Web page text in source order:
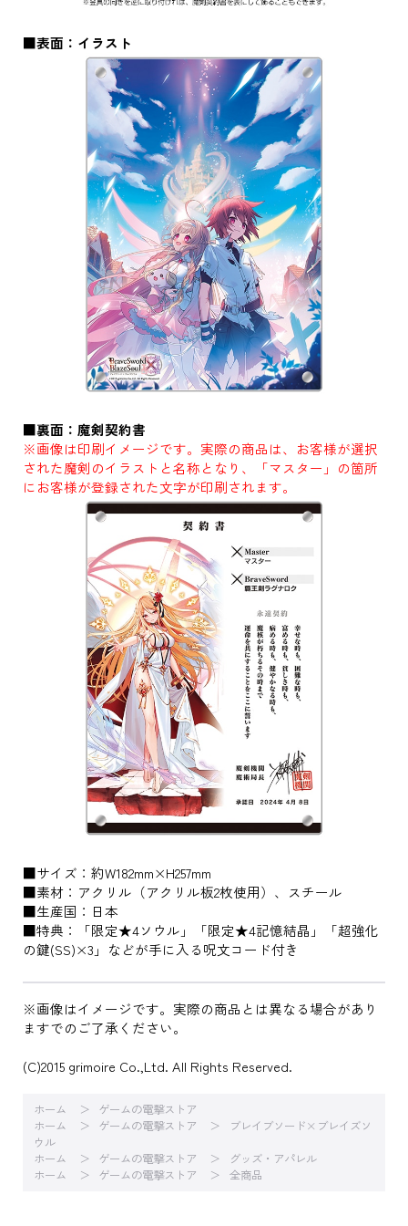
■表面：イラスト
■裏面：魔剣契約書
※画像は印刷イメージです。実際の商品は、お客様が選択
された魔剣のイラストと名称となり、「マスター」の箇所
にお客様が登録された文字が印刷されます。
■サイズ：約W182mm×H257mm
■素材：アクリル（アクリル板2枚使用）、スチール
■生産国：日本
■特典：「限定★4ソウル」「限定★4記憶結晶」「超強化
の鍵(SS)×3」などが手に入る呪文コード付き
※画像はイメージです。実際の商品とは異なる場合があり
ますでのご了承ください。
(C)2015 grimoire Co.,Ltd. All Rights Reserved.
ホーム
ゲームの電撃ストア
ホーム
ゲームの電撃ストア
ブレイブソード×ブレイズソ
ウル
ホーム
ゲームの電撃ストア
グッズ・アパレル
ホーム
ゲームの電撃ストア 全商品